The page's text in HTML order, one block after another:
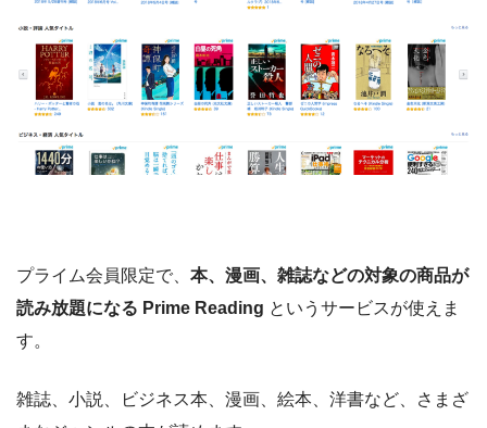
プライム会員限定で、 本、漫画、雑誌などの対象の商品が
読み放題になる Prime Reading というサービスが使えま
す。
雑誌、小説、ビジネス本、漫画、絵本、洋書など、さまざ